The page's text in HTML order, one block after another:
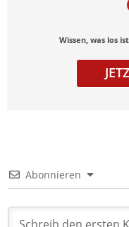
Wissen, was los
Abonnieren